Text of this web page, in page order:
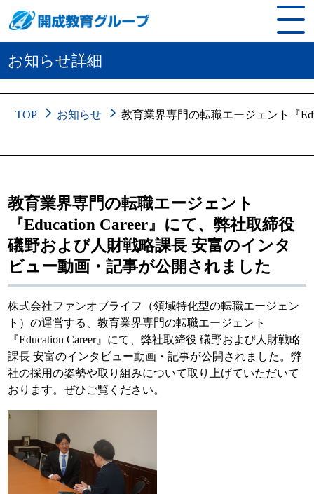
お知らせ詳細
TOP お知らせ 教育業界専門の転職エージェント『
教育業界専門の転職エージェント
『Education Career』にて、弊社取締役
礒野および人財戦略課長 安富のインタ
ビュー動画・記事が公開されました
株式会社ファンオブライフ（領域特化型の転職エージェン
ト）の運営する、教育業界専門の転職エージェント
『Education Career』にて、弊社取締役 礒野および人財戦略
課長 安富のインタビュー動画・記事が公開されました。弊
社の採用の姿勢や取り組みについて取り上げていただいて
おります。ぜひご覧ください。